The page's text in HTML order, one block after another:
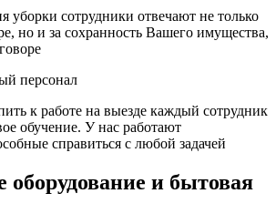
уборки сотрудники отвечают не только
но и за сохранность Вашего имущества,
персонал
к работе на выезде каждый сотрудник
обучение. У нас работают
справиться с любой задачей
оборудование и бытовая